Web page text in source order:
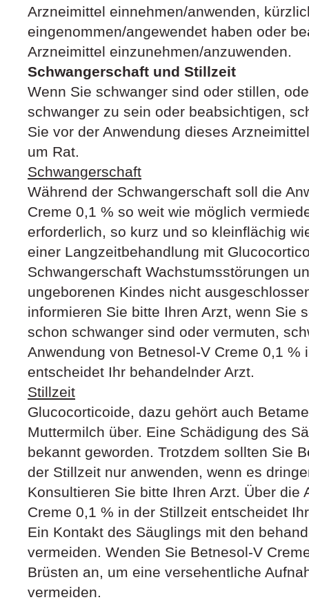
Arzneimittel einnehmen/anwenden,
eingenommen/angewendet haben oder
Arzneimittel einzunehmen/anzuwenden.
Schwangerschaft und Stillzeit
Wenn Sie schwanger sind oder stillen,
schwanger zu sein oder beabsichtigen,
Sie vor der Anwendung dieses
um Rat.
Schwangerschaft
Während der Schwangerschaft soll die
Creme 0,1 % so weit wie möglich
erforderlich, so kurz und so kleinflächig
einer Langzeitbehandlung mit
Schwangerschaft Wachstumsstörungen
ungeborenen Kindes nicht
informieren Sie bitte Ihren Arzt, wenn Sie
schon schwanger sind oder vermuten,
Anwendung von Betnesol-V Creme 0,1 %
entscheidet Ihr behandelnder Arzt.
Stillzeit
Glucocorticoide, dazu gehört auch
Muttermilch über. Eine Schädigung des
bekannt geworden. Trotzdem sollten Sie
der Stillzeit nur anwenden, wenn es
Konsultieren Sie bitte Ihren Arzt. Über die
Creme 0,1 % in der Stillzeit entscheidet
Ein Kontakt des Säuglings mit den
vermeiden. Wenden Sie Betnesol‑V
Brüsten an, um eine versehentliche
vermeiden.